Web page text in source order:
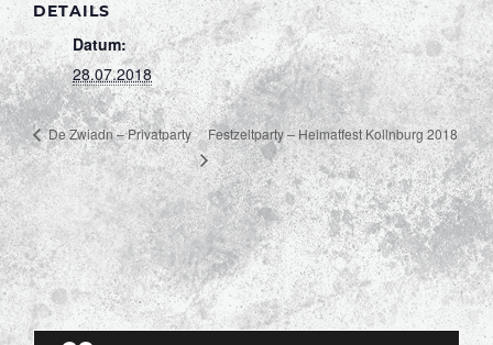
DETAILS
Datum:
28.07.2018
De Zwiadn – Privatparty Festzeltparty – Heimatfest Kollnburg 2018